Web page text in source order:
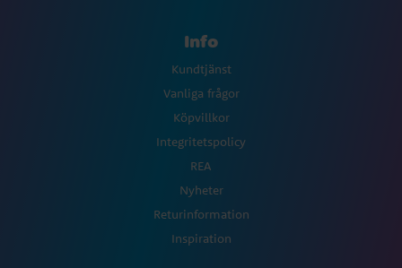
Info
Kundtjänst
Vanliga frågor
Köpvillkor
Integritetspolicy
REA
Nyheter
Returinformation
Inspiration